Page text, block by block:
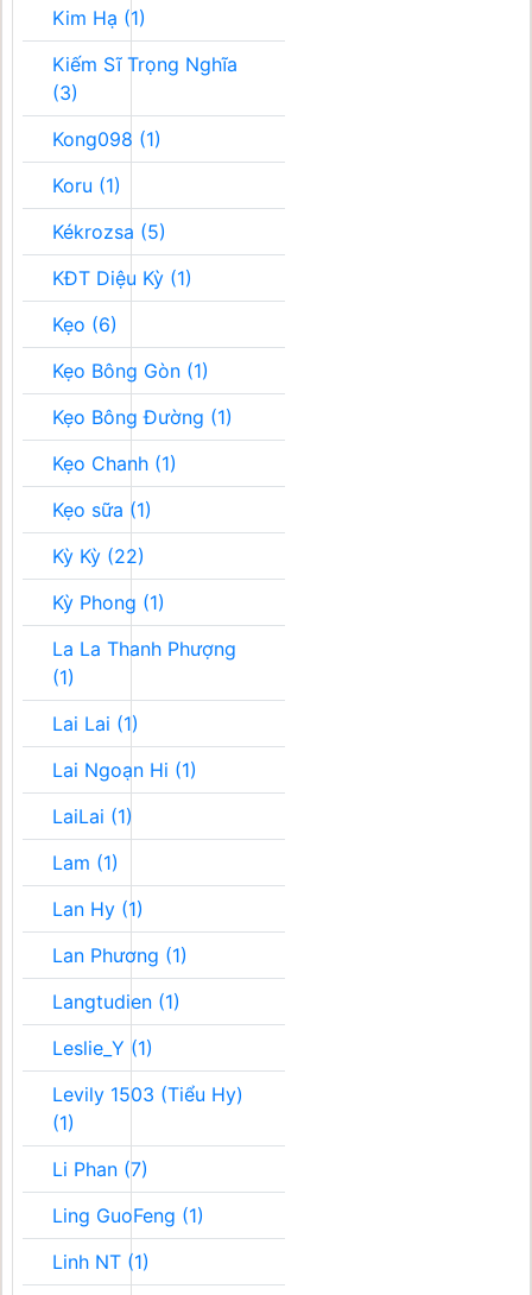
Kim Hạ (1)
Kiếm Sĩ Trọng Nghĩa
(3)
Kong098 (1)
Koru (1)
Kékrozsa (5)
KĐT Diệu Kỳ (1)
Kẹo (6)
Kẹo Bông Gòn (1)
Kẹo Bông Đường (1)
Kẹo Chanh (1)
Kẹo sữa (1)
Kỳ Kỳ (22)
Kỳ Phong (1)
La La Thanh Phượng
(1)
Lai Lai (1)
Lai Ngoạn Hi (1)
LaiLai (1)
Lam (1)
Lan Hy (1)
Lan Phương (1)
Langtudien (1)
Leslie_Y (1)
Levily 1503 (Tiểu Hy)
(1)
Li Phan (7)
Ling GuoFeng (1)
Linh NT (1)